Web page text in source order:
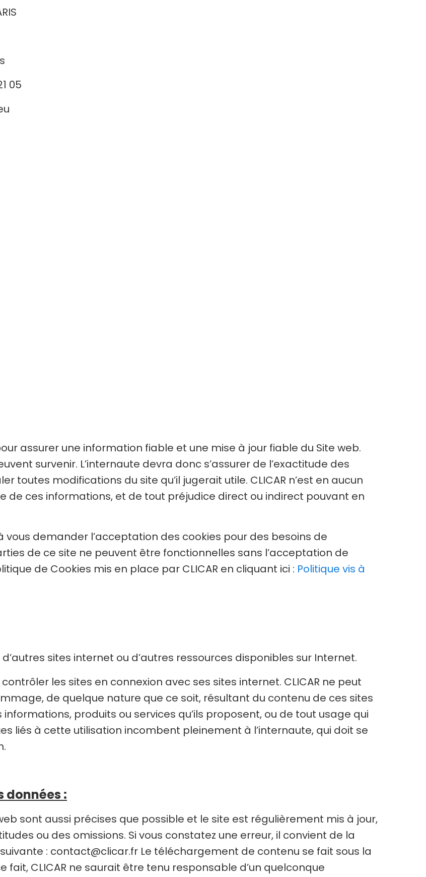
05
assurer une information fiable et une mise à jour fiable du Site web.
survenir. L’internaute devra donc s’assurer de l’exactitude des
toutes modifications du site qu’il jugerait utile. CLICAR n’est en aucun
de ces informations, et de tout préjudice direct ou indirect pouvant en
vous demander l’acceptation des cookies pour des besoins de
de ce site ne peuvent être fonctionnelles sans l’acceptation de
de Cookies mis en place par CLICAR en cliquant ici : Politique vis à
sites internet ou d’autres ressources disponibles sur Internet.
les sites en connexion avec ses sites internet. CLICAR ne peut
de quelque nature que ce soit, résultant du contenu de ces sites
produits ou services qu’ils proposent, ou de tout usage qui
liés à cette utilisation incombent pleinement à l’internaute, qui doit se
données :
sont aussi précises que possible et le site est régulièrement mis à jour,
ou des omissions. Si vous constatez une erreur, il convient de la
: contact@clicar.fr Le téléchargement de contenu se fait sous la
fait, CLICAR ne saurait être tenu responsable d’un quelconque